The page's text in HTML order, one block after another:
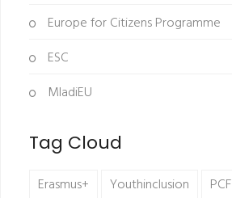
Europe for Citizens Programme
ESC
MladiEU
Tag Cloud
Erasmus+ Youthinclusion PCF